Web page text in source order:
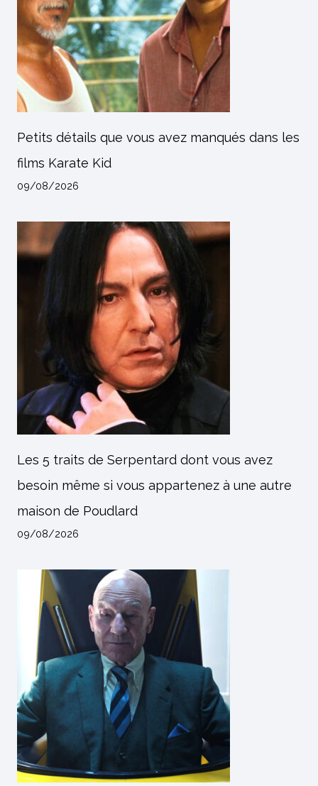
Petits détails que vous avez manqués dans les
films Karate Kid
09/08/2026
Les 5 traits de Serpentard dont vous avez
besoin même si vous appartenez à une autre
maison de Poudlard
09/08/2026